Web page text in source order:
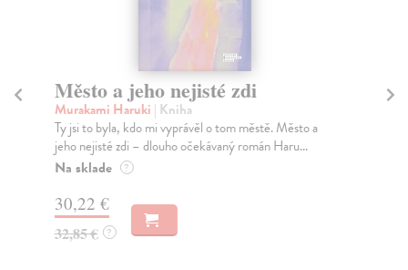
Město a jeho nejisté zdi
Murakami Haruki | Kniha
Ty jsi to byla, kdo mi vyprávěl o tom městě. Město a
jeho nejisté zdi – dlouho očekávaný román Haru...
Na sklade ?
30,22 €
32,85 € ?